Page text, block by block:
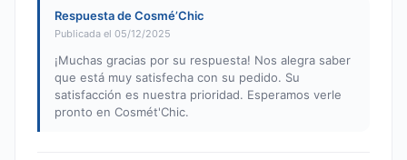
Respuesta de Cosmé’Chic
Publicada el 05/12/2025
¡Muchas gracias por su respuesta! Nos alegra saber
que está muy satisfecha con su pedido. Su
satisfacción es nuestra prioridad. Esperamos verle
pronto en Cosmét'Chic.